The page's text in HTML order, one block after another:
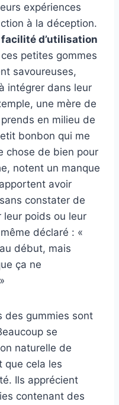
expériences
à la déception.
facilité d’utilisation
petites gommes
savoureuses,
intégrer dans leur
une mère de
en milieu de
bonbon qui me
chose de bien pour
notent un manque
avoir
constater de
poids ou leur
déclaré : «
début, mais
ça ne
des gummies sont
se
naturelle de
que cela les
Ils apprécient
contenant des